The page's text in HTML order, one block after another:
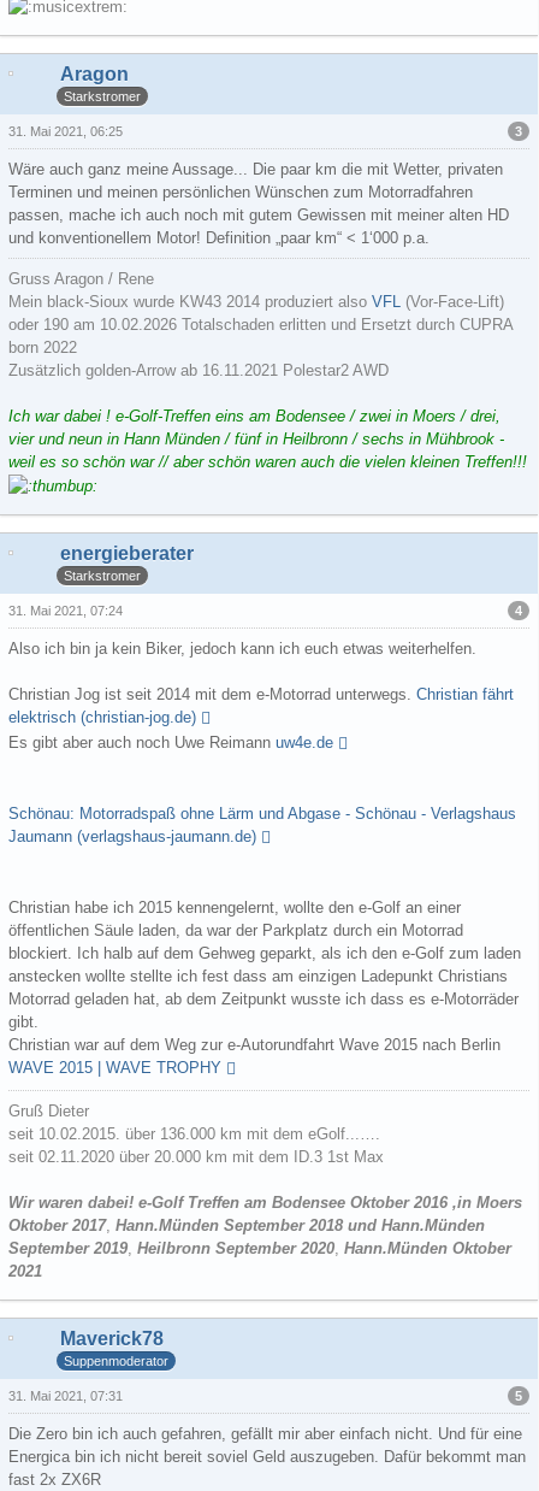
Aragon
Starkstromer
3
31. Mai 2021, 06:25
Wäre auch ganz meine Aussage... Die paar km die mit Wetter, privaten
Terminen und meinen persönlichen Wünschen zum Motorradfahren
passen, mache ich auch noch mit gutem Gewissen mit meiner alten HD
und konventionellem Motor! Definition „paar km“ < 1‘000 p.a.
Gruss Aragon / Rene
Mein black-Sioux wurde KW43 2014 produziert also VFL (Vor-Face-Lift)
oder 190 am 10.02.2026 Totalschaden erlitten und Ersetzt durch CUPRA
born 2022
Zusätzlich golden-Arrow ab 16.11.2021 Polestar2 AWD
Ich war dabei ! e-Golf-Treffen eins am Bodensee / zwei in Moers / drei,
vier und neun in Hann Münden / fünf in Heilbronn / sechs in Mühbrook -
weil es so schön war // aber schön waren auch die vielen kleinen Treffen!!!
energieberater
Starkstromer
4
31. Mai 2021, 07:24
Also ich bin ja kein Biker, jedoch kann ich euch etwas weiterhelfen.
Christian Jog ist seit 2014 mit dem e-Motorrad unterwegs. Christian fährt
elektrisch (christian-jog.de)
Es gibt aber auch noch Uwe Reimann uw4e.de
Schönau: Motorradspaß ohne Lärm und Abgase - Schönau - Verlagshaus
Jaumann (verlagshaus-jaumann.de)
Christian habe ich 2015 kennengelernt, wollte den e-Golf an einer
öffentlichen Säule laden, da war der Parkplatz durch ein Motorrad
blockiert. Ich halb auf dem Gehweg geparkt, als ich den e-Golf zum laden
anstecken wollte stellte ich fest dass am einzigen Ladepunkt Christians
Motorrad geladen hat, ab dem Zeitpunkt wusste ich dass es e-Motorräder
gibt.
Christian war auf dem Weg zur e-Autorundfahrt Wave 2015 nach Berlin
WAVE 2015 | WAVE TROPHY
Gruß Dieter
seit 10.02.2015. über 136.000 km mit dem eGolf...….
seit 02.11.2020 über 20.000 km mit dem ID.3 1st Max
Wir waren dabei! e-Golf Treffen am Bodensee Oktober 2016 ,in Moers
Oktober 2017, Hann.Münden September 2018 und Hann.Münden
September 2019, Heilbronn September 2020, Hann.Münden Oktober
2021
Maverick78
Suppenmoderator
5
31. Mai 2021, 07:31
Die Zero bin ich auch gefahren, gefällt mir aber einfach nicht. Und für eine
Energica bin ich nicht bereit soviel Geld auszugeben. Dafür bekommt man
fast 2x ZX6R